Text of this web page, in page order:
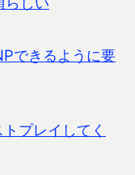
できるように要
プレイしてく